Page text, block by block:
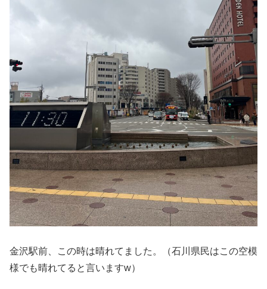
金沢駅前、この時は晴れてました。（石川県民はこの空模
様でも晴れてると言いますw）